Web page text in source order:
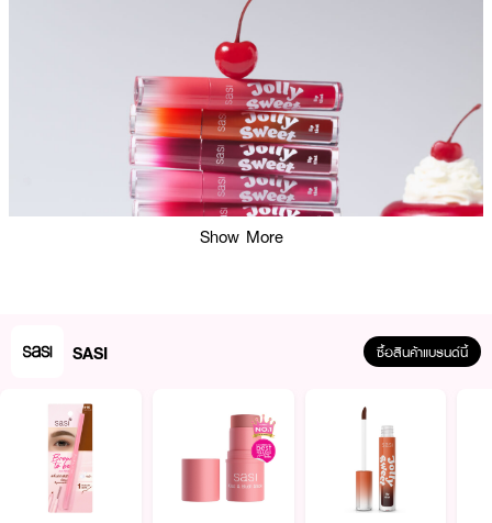
ผลลัพธ์ที่ได้:
SASI Jolly Sweet Lip Tint มอบสีสวยชัดทันทีที่ทา สร้างลุคสดใสตั้งแต่โทนชมพู
Show More
SASI ซื้อสินค้าแบรนด์นี้